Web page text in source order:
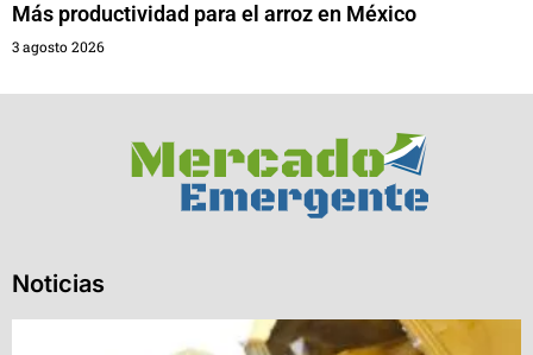
Más productividad para el arroz en México
3 agosto 2026
Noticias